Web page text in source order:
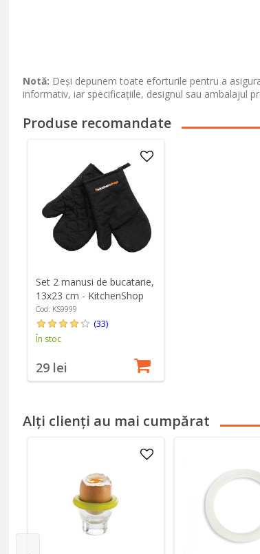
Notă: Deși depunem toate eforturile pentru a
informativ, iar specificațiile, designul sau ambalajul
Produse recomandate
Set 2 manusi de bucatarie,
13x23 cm - KitchenShop
Cod: KS9999
(33)
În stoc
29 lei
Alți clienți au mai cumpărat